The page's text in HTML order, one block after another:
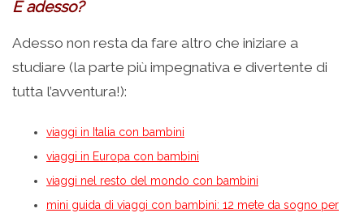
E adesso?
Adesso non resta da fare altro che iniziare a
studiare (la parte più impegnativa e divertente di
tutta l’avventura!):
viaggi in Italia con bambini
viaggi in Europa con bambini
viaggi nel resto del mondo con bambini
mini guida di viaggi con bambini: 12 mete da sogno per